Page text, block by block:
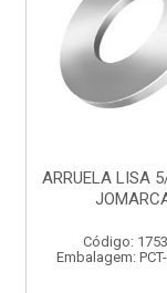
ARRUELA LISA
Código:
Embalagem: